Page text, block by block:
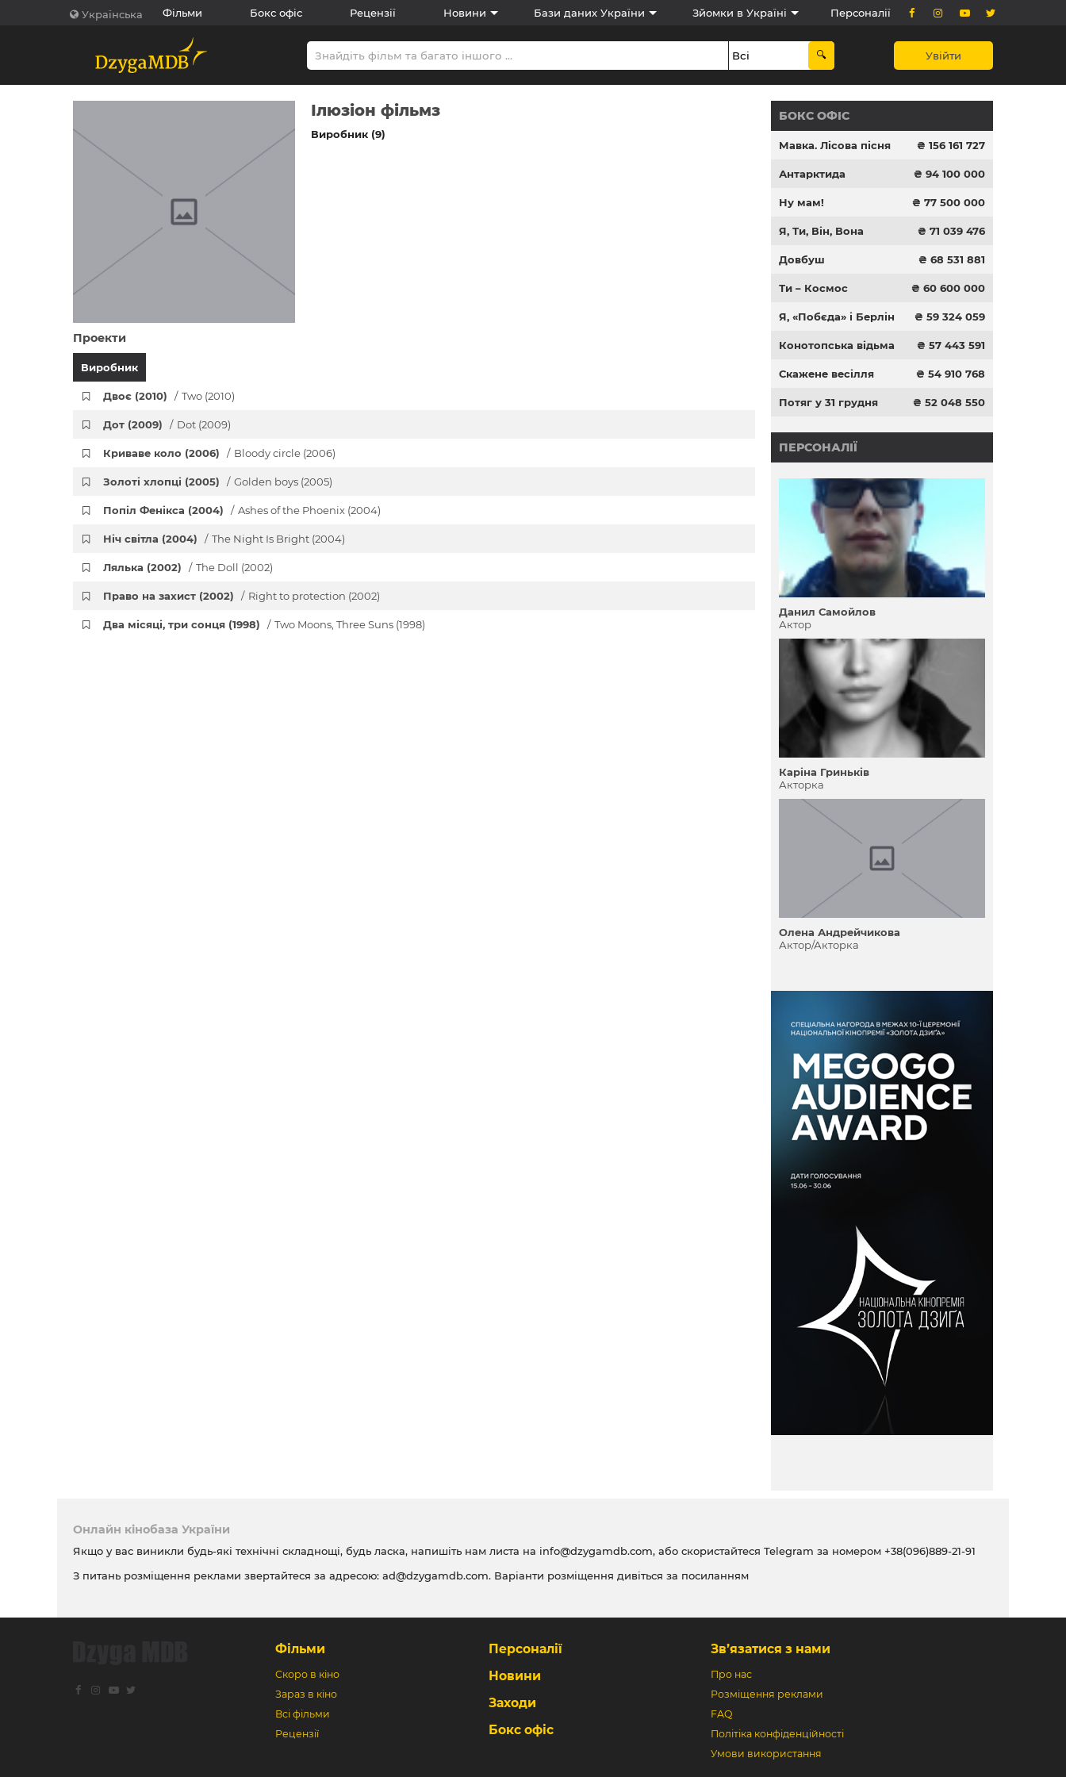
Українська Фільми Бокс офіс Рецензії Новини Бази даних України Зйомки в Україні Персоналії
Увійти
Ілюзіон фільмз
Виробник (9)
Проекти
Виробник
Двоє (2010) Two (2010)
Дот (2009) Dot (2009)
Криваве коло (2006) Bloody circle (2006)
Золоті хлопці (2005) Golden boys (2005)
Попіл Фенікса (2004) Ashes of the Phoenix (2004)
Ніч світла (2004) The Night Is Bright (2004)
Лялька (2002) The Doll (2002)
Право на захист (2002) Right to protection (2002)
Два місяці, три сонця (1998) Two Moons, Three Suns (1998)
БОКС ОФІС
Мавка. Лісова пісня ₴ 156 161 727
Антарктида ₴ 94 100 000
Ну мам! ₴ 77 500 000
Я, Ти, Він, Вона ₴ 71 039 476
Довбуш ₴ 68 531 881
Ти – Космос ₴ 60 600 000
Я, «Побєда» і Берлін ₴ 59 324 059
Конотопська відьма ₴ 57 443 591
Скажене весілля ₴ 54 910 768
Потяг у 31 грудня ₴ 52 048 550
ПЕРСОНАЛІЇ
Данил Самойлов
Актор
Каріна Гриньків
Акторка
Олена Андрейчикова
Актор/Акторка
Онлайн кінобаза України
Якщо у вас виникли будь-які технічні складнощі, будь ласка, напишіть нам листа на info@dzygamdb.com, або скористайтеся Telegram за номером +38(096)889-21-91
З питань розміщення реклами звертайтеся за адресою: ad@dzygamdb.com. Варіанти розміщення дивіться за посиланням
Фільми
Скоро в кіно
Зараз в кіно
Всі фільми
Рецензії
Персоналії
Новини
Заходи
Бокс офіс
Зв’язатися з нами
Про нас
Розміщення реклами
FAQ
Політіка конфіденційності
Умови використання